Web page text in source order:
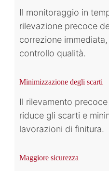
Il monitoraggio in
rilevazione precoce
correzione
controllo qualità.
Minimizzazione degli scarti
Il rilevamento
riduce gli scarti e
lavorazioni di finitura.
Maggiore sicurezza